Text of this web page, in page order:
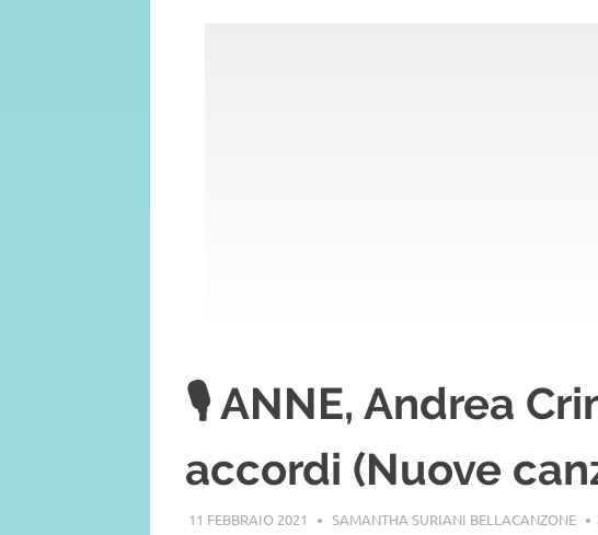
🎙️ ANNE, Andrea
accordi (Nuove
11 FEBBRAIO 2021 SAMANTHA SURIANI BELLACANZONE